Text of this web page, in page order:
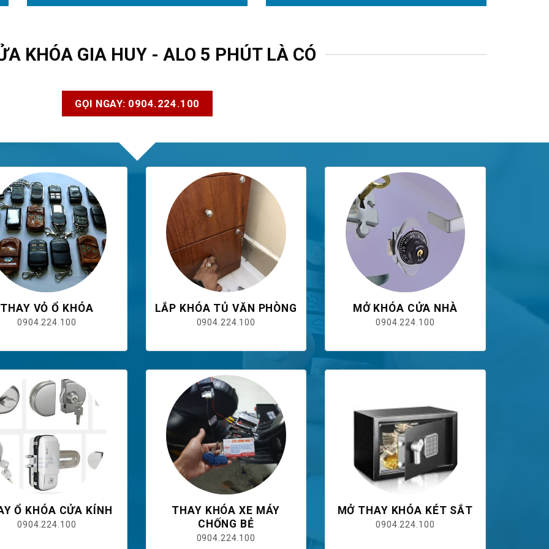
KHÓA GIA HUY - ALO 5 PHÚT LÀ CÓ
GỌI NGAY: 0904.224.100
THAY VỎ Ổ KHÓA
0904.224.100
LẮP KHÓA TỦ VĂN PHÒNG
0904.224.100
MỞ KHÓA CỬA NHÀ
0904.224.100
Ổ KHÓA CỬA KÍNH
0904.224.100
THAY KHÓA XE MÁY
CHỐNG BẺ
0904.224.100
MỞ THAY KHÓA KÉT SẮT
0904.224.100